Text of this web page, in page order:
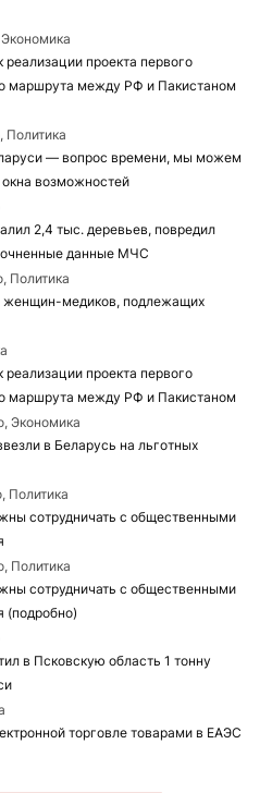
проекта первого
маршрута между РФ и Пакистаном
Политика
— вопрос времени, мы можем
окна возможностей
2,4 тыс. деревьев, повредил
данные МЧС
Политика
женщин-медиков, подлежащих
проекта первого
маршрута между РФ и Пакистаном
Экономика
в Беларусь на льготных
Политика
сотрудничать с общественными
Политика
сотрудничать с общественными
(подробно)
в Псковскую область 1 тонну
торговле товарами в ЕАЭС